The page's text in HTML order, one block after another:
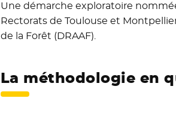
Une démarche exploratoire
Rectorats de Toulouse et
de la Forêt (DRAAF).
La méthodologie en